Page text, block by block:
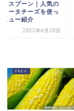
ッドスプーン】のメ
ーをお得に食べられ
法とは！？
2022年6月16日